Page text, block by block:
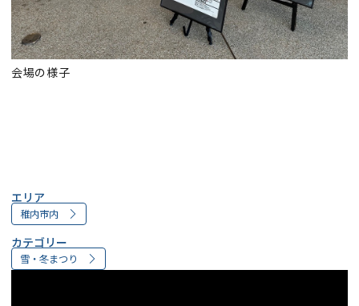
会場の様子
エリア
稚内市内
カテゴリー
雪・冬まつり